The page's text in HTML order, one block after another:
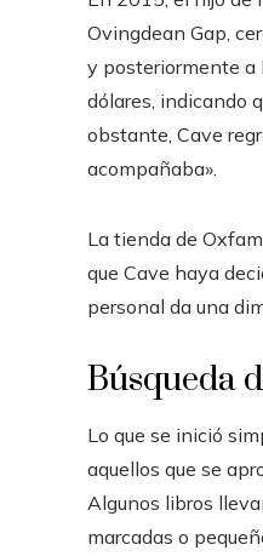
Ovingdean Gap,
y posteriormente a
dólares, indicando
obstante, Cave
acompañaba».
La tienda de
que Cave haya
personal da una
Búsqueda
Lo que se inició
aquellos que se
Algunos libros
marcadas o